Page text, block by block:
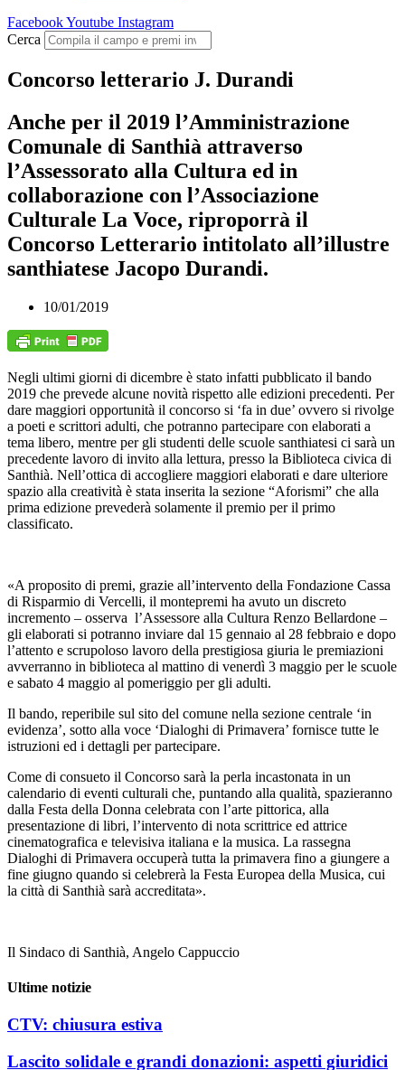
FacebookYoutube Instagram
Cerca
Concorso letterario J. Durandi
Anche per il 2019 l’Amministrazione
Comunale di Santhià attraverso
l’Assessorato alla Cultura ed in
collaborazione con l’Associazione
Culturale La Voce, riproporrà il
Concorso Letterario intitolato all’illustre
santhiatese Jacopo Durandi.
10/01/2019
Negli ultimi giorni di dicembre è stato infatti pubblicato il bando
2019 che prevede alcune novità rispetto alle edizioni precedenti. Per
dare maggiori opportunità il concorso si ‘fa in due’ ovvero si rivolge
a poeti e scrittori adulti, che potranno partecipare con elaborati a
tema libero, mentre per gli studenti delle scuole santhiatesi ci sarà un
precedente lavoro di invito alla lettura, presso la Biblioteca civica di
Santhià. Nell’ottica di accogliere maggiori elaborati e dare ulteriore
spazio alla creatività è stata inserita la sezione “Aforismi” che alla
prima edizione prevederà solamente il premio per il primo
classificato.
«A proposito di premi, grazie all’intervento della Fondazione Cassa
di Risparmio di Vercelli, il montepremi ha avuto un discreto
incremento – osserva l’Assessore alla Cultura Renzo Bellardone –
gli elaborati si potranno inviare dal 15 gennaio al 28 febbraio e dopo
l’attento e scrupoloso lavoro della prestigiosa giuria le premiazioni
avverranno in biblioteca al mattino di venerdì 3 maggio per le scuole
e sabato 4 maggio al pomeriggio per gli adulti.
Il bando, reperibile sul sito del comune nella sezione centrale ‘in
evidenza’, sotto alla voce ‘Dialoghi di Primavera’ fornisce tutte le
istruzioni ed i dettagli per partecipare.
Come di consueto il Concorso sarà la perla incastonata in un
calendario di eventi culturali che, puntando alla qualità, spazieranno
dalla Festa della Donna celebrata con l’arte pittorica, alla
presentazione di libri, l’intervento di nota scrittrice ed attrice
cinematografica e televisiva italiana e la musica. La rassegna
Dialoghi di Primavera occuperà tutta la primavera fino a giungere a
fine giugno quando si celebrerà la Festa Europea della Musica, cui
la città di Santhià sarà accreditata».
Il Sindaco di Santhià, Angelo Cappuccio
Ultime notizie
CTV: chiusura estiva
Lascito solidale e grandi donazioni: aspetti giuridici